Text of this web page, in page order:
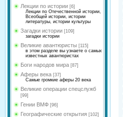
Лекции по истории [6]
Лекции по Отечественной истории,
Всеобщей истории, истории
литературы, истории культуры
Загадки истории [109]
загадки истории
Великие авантюристы [115]
в этом разделе вы узнаете о самых
известных авантюристах
Боги народов мира [87]
Аферы века [37]
Самые громкие аферы 20 века
Великие операции спецслужб
[99]
Гении ВМФ [96]
Географические открытия [102]